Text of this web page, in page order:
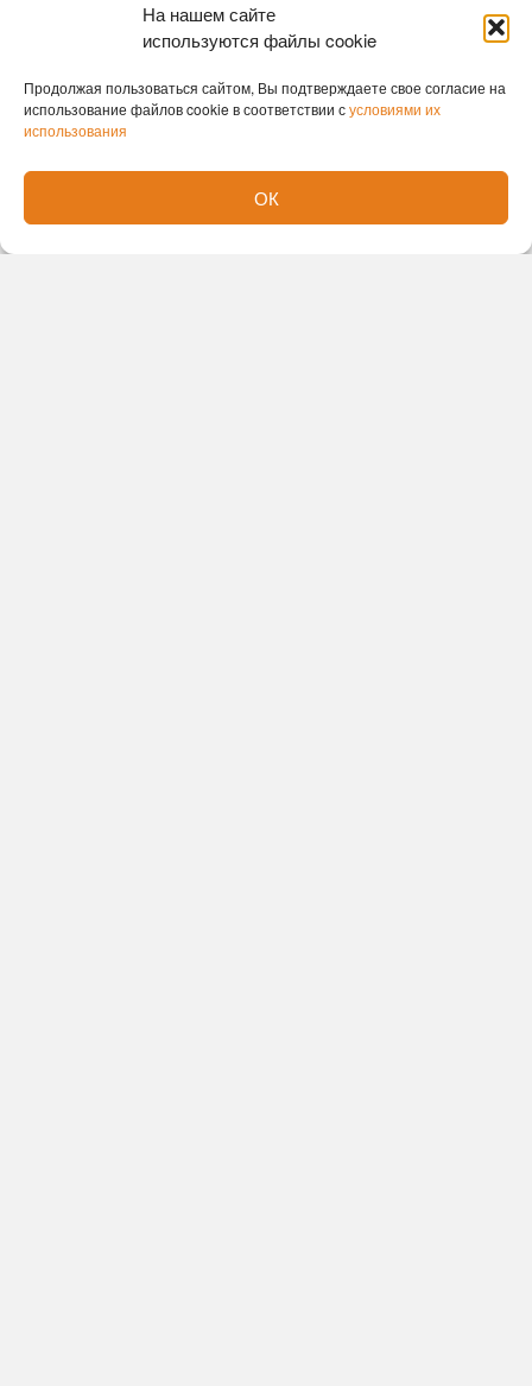
На нашем сайте
используются файлы cookie
Продолжая пользоваться сайтом, Вы подтверждаете свое согласие на
использование файлов cookie в соответствии сусловиями их
использования
ОК